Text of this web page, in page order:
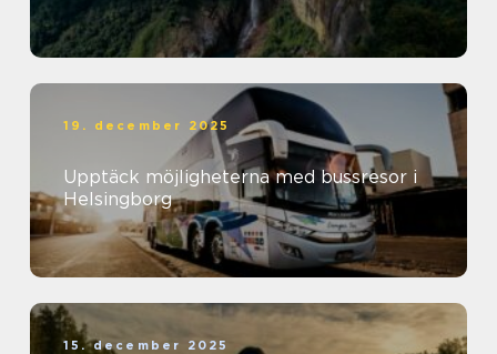
19. december 2025
Upptäck möjligheterna med bussresor i
Helsingborg
15. december 2025